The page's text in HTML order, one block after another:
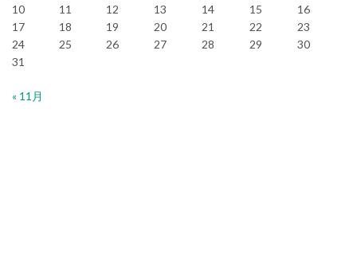
10
11 12 13 14 15
16
17
18 19 20 21 22
23
24
25 26 27 28 29
30
31
« 11月